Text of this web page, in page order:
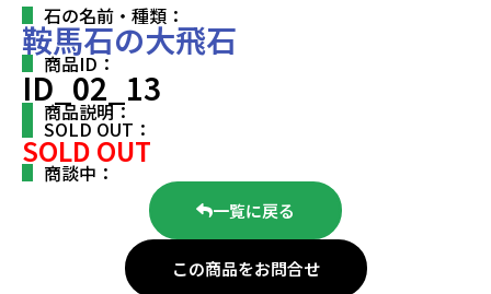
石の名前・種類：
鞍馬石の大飛石
商品ID：
ID_02_13
商品説明：
SOLD OUT：
SOLD OUT
商談中：
一覧に戻る
この商品をお問合せ